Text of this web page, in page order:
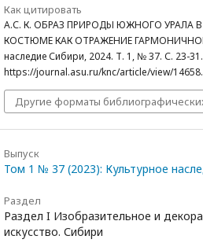
Как цитировать
А.С. К. ОБРАЗ ПРИРОДЫ ЮЖНОГО
КОСТЮМЕ КАК ОТРАЖЕНИЕ
наследие Сибири, 2024. Т. 1, № 37. С. 23-31.
https://journal.asu.ru/knc/article/view/14658.
Другие форматы
Выпуск
Том 1 № 37 (2023): Культурное
Раздел
Раздел I Изобразительное и
искусство. Сибири